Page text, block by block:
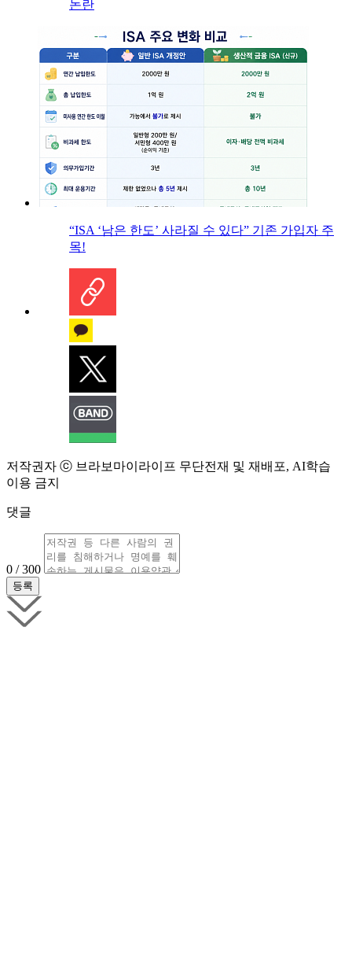
논란
“ISA ‘남은 한도’ 사라질 수 있다” 기존 가입자 주
목!
저작권자 ⓒ 브라보마이라이프 무단전재 및 재배포, AI학습
이용 금지
댓글
0 / 300